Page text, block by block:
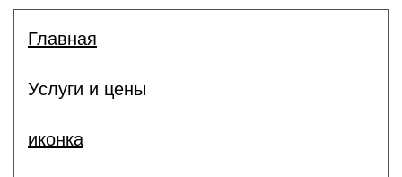
Главная
Услуги и цены
иконка